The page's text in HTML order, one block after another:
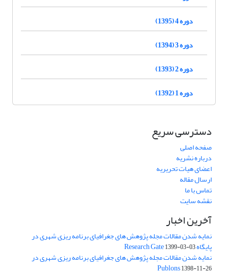
دوره 4 (1395)
دوره 3 (1394)
دوره 2 (1393)
دوره 1 (1392)
دسترسی سریع
صفحه اصلی
درباره نشریه
اعضای هیات تحریریه
ارسال مقاله
تماس با ما
نقشه سایت
آخرین اخبار
نمایه شدن مقالات مجله پژوهش های جغرافیای برنامه ریزی شهری در
پایگاه Research Gate1399-03-03
نمایه شدن مقالات مجله پژوهش های جغرافیای برنامه ریزی شهری در
Publons1398-11-26